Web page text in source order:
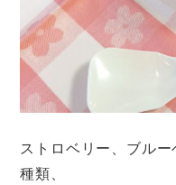
ストロベリー、ブル
種類、